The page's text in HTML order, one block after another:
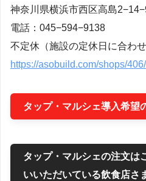
神奈川県横浜市西区高島
電話：045−594−9138
不定休（施設の定休日に合わせ
https://asobuild.com/shops/406/
タップ・マルシェ導入希望
タップ・マルシェの注文は
いいただいている飲食店さ